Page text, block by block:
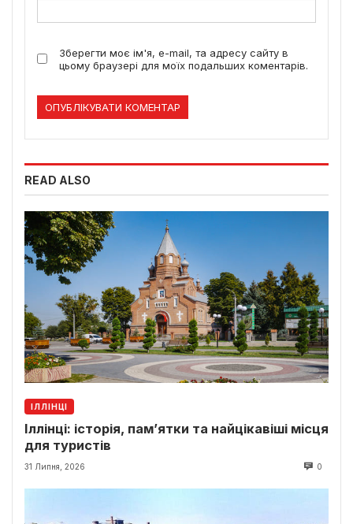
Зберегти моє ім'я, e-mail, та адресу сайту в
цьому браузері для моїх подальших коментарів.
READ ALSO
ІЛЛІНЦІ
Іллінці: історія, пам’ятки та найцікавіші місця
для туристів
31 Липня, 2026 0